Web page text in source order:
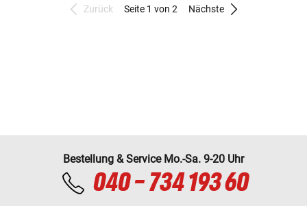
Zurück Seite 1 von 2 Nächste
Bestellung & Service Mo.-Sa. 9-20 Uhr
040 - 734 193 60